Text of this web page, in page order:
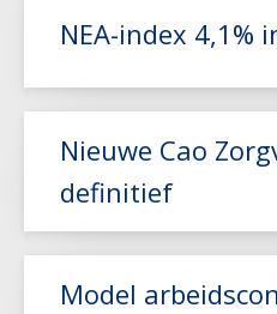
Lees meer
Lees meer
NEA-index 4,1%
Nieuwe Cao
definitief
Model